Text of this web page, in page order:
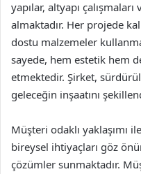
yapılar, altyapı
almaktadır. Her projede
dostu malzemeler
sayede, hem estetik hem
etmektedir. Şirket,
geleceğin inşaatını
Müşteri odaklı yaklaşımı
bireysel ihtiyaçları göz
çözümler sunmaktadır.